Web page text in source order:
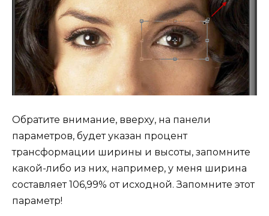
Обратите внимание, вверху, на панели
параметров, будет указан процент
трансформации ширины и высоты, запомните
какой-либо из них, например, у меня ширина
составляет 106,99% от исходной. Запомните этот
параметр!